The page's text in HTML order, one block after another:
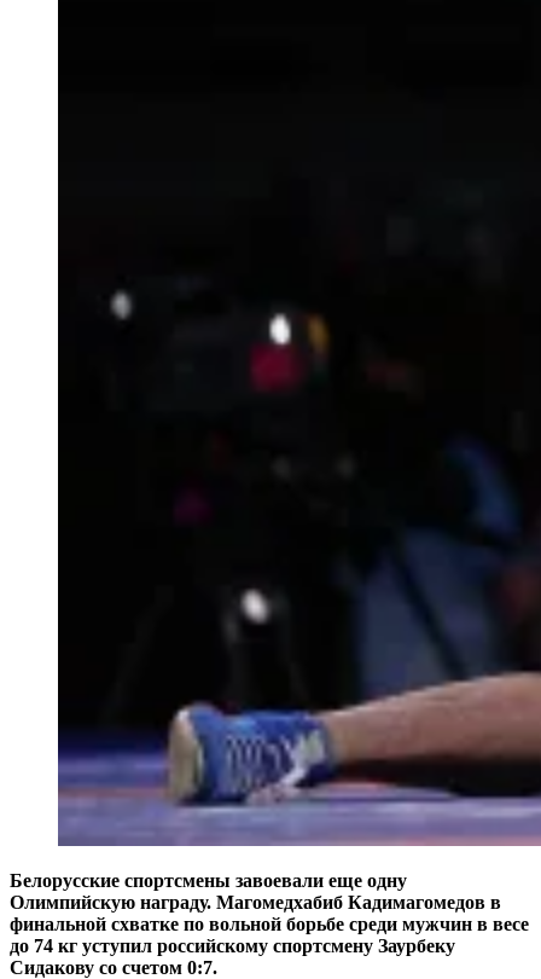
Белорусские спортсмены завоевали еще одну
Олимпийскую награду. Магомедхабиб Кадимагомедов в
финальной схватке по вольной борьбе среди мужчин в весе
до 74 кг уступил российскому спортсмену Заурбеку
Сидакову со счетом 0:7.